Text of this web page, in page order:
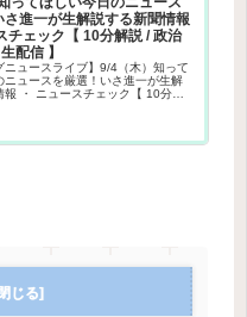
さ進一が生解説する新聞情報
チェック【 10分解説 / 政治
配信 】
ニュースライブ】9/4（木）知って
ニュースを厳選！いさ進一が生解
報 ・ ニュースチェック【 10分解